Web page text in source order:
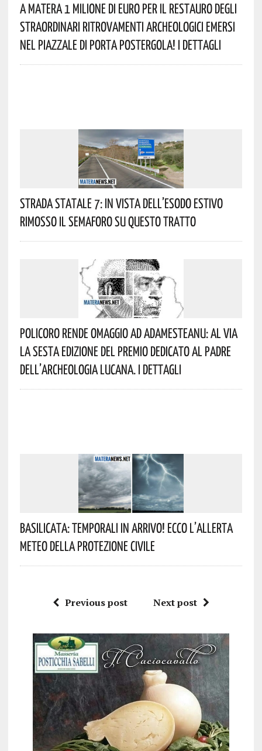
A Matera 1 Milione Di Euro Per Il Restauro Degli
Straordinari Ritrovamenti Archeologici Emersi
Nel Piazzale Di Porta Postergola! I Dettagli
Strada Statale 7: In Vista Dell’esodo Estivo
Rimosso Il Semaforo Su Questo Tratto
Policoro Rende Omaggio Ad Adamesteanu: Al Via
La Sesta Edizione Del Premio Dedicato Al Padre
Dell’archeologia Lucana. I Dettagli
Basilicata: Temporali In Arrivo! Ecco L’allerta
Meteo Della Protezione Civile
Previous post Next post